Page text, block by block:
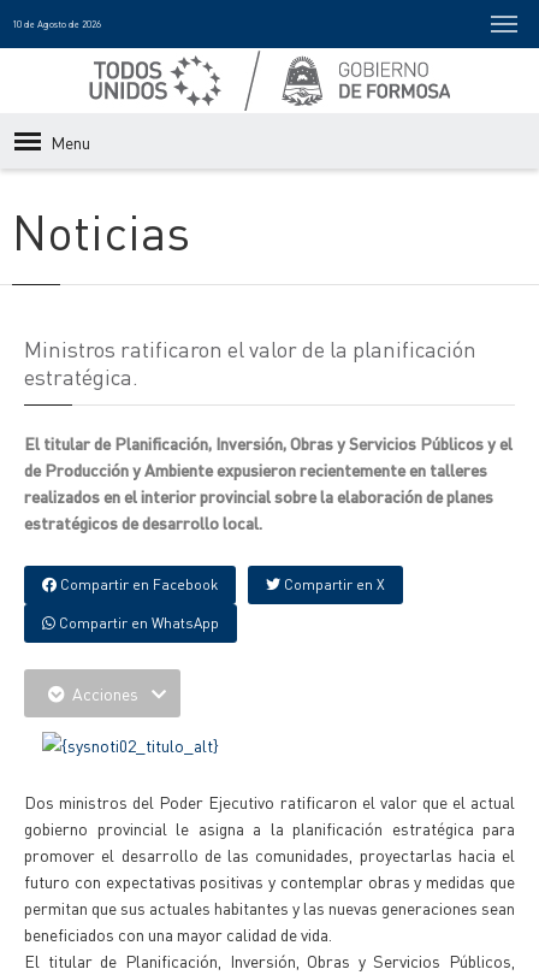
10 de Agosto de 2026
Menu
Noticias
Ministros ratificaron el valor de la planificación
estratégica.
El titular de Planificación, Inversión, Obras y Servicios Públicos y el
de Producción y Ambiente expusieron recientemente en talleres
realizados en el interior provincial sobre la elaboración de planes
estratégicos de desarrollo local.
Compartir en Facebook Compartir en X
Compartir en WhatsApp
Acciones
Dos ministros del Poder Ejecutivo ratificaron el valor que el actual
gobierno provincial le asigna a la planificación estratégica para
promover el desarrollo de las comunidades, proyectarlas hacia el
futuro con expectativas positivas y contemplar obras y medidas que
permitan que sus actuales habitantes y las nuevas generaciones sean
beneficiados con una mayor calidad de vida.
El titular de Planificación, Inversión, Obras y Servicios Públicos,